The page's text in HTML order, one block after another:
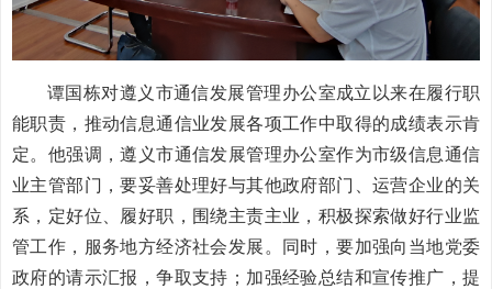
谭国栋对遵义市通信发展管理办公室成立以来在履行职
能职责，推动信息通信业发展各项工作中取得的成绩表示肯
定。他强调，遵义市通信发展管理办公室作为市级信息通信
业主管部门，要妥善处理好与其他政府部门、运营企业的关
系，定好位、履好职，围绕主责主业，积极探索做好行业监
管工作，服务地方经济社会发展。同时，要加强向当地党委
政府的请示汇报，争取支持；加强经验总结和宣传推广，提